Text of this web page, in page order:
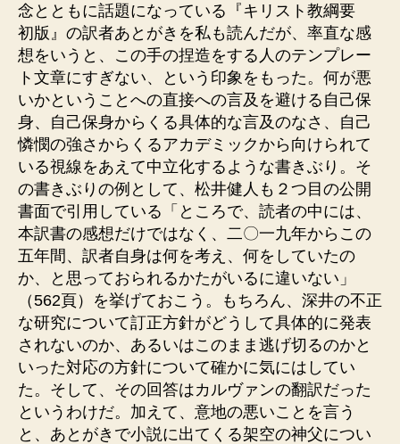
念とともに話題になっている『キリスト教綱要
初版』の訳者あとがきを私も読んだが、率直な感
想をいうと、この手の捏造をする人のテンプレー
ト文章にすぎない、という印象をもった。何が悪
いかということへの直接への言及を避ける自己保
身、自己保身からくる具体的な言及のなさ、自己
憐憫の強さからくるアカデミックから向けられて
いる視線をあえて中立化するような書きぶり。そ
の書きぶりの例として、松井健人も２つ目の公開
書面で引用している「ところで、読者の中には、
本訳書の感想だけではなく、二〇一九年からこの
五年間、訳者自身は何を考え、何をしていたの
か、と思っておられるかたがいるに違いない」
（562頁）を挙げておこう。もちろん、深井の不正
な研究について訂正方針がどうして具体的に発表
されないのか、あるいはこのまま逃げ切るのかと
いった対応の方針について確かに気にはしてい
た。そして、その回答はカルヴァンの翻訳だった
というわけだ。加えて、意地の悪いことを言う
と、あとがきで小説に出てくる架空の神父につい